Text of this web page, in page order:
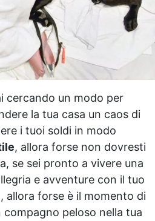
cercando un modo per
la tua casa un caos di
i tuoi soldi in modo
, allora forse non dovresti
se sei pronto a vivere una
e avventure con il tuo
allora forse è il momento di
compagno peloso nella tua